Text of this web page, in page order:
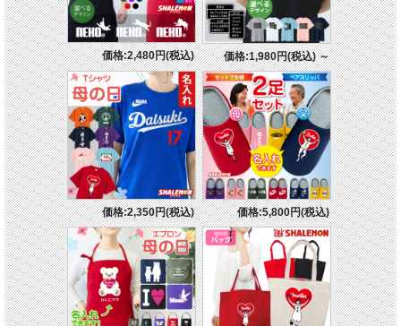
価格:2,480円(税込) 価格:1,980円(税込)～
価格:2,350円(税込) 価格:5,800円(税込)